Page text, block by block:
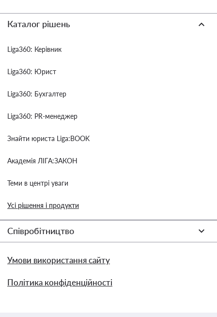
Каталог рішень
Liga360: Керівник
Liga360: Юрист
Liga360: Бухгалтер
Liga360: PR-менеджер
Знайти юриста Liga:BOOK
Академія ЛІГА:ЗАКОН
Теми в центрі уваги
Усі рішення і продукти
Співробітництво
Умови використання сайту
Політика конфіденційності